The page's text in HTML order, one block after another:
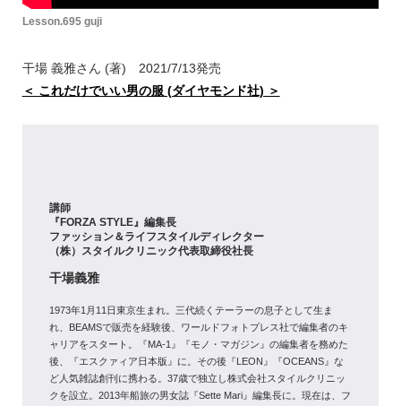
Lesson.695 guji
干場 義雅さん (著) 2021/7/13発売
＜ これだけでいい男の服 (ダイヤモンド社) ＞
講師
『FORZA STYLE』編集長
ファッション＆ライフスタイルディレクター
（株）スタイルクリニック代表取締役社長
干場義雅
1973年1月11日東京生まれ。三代続くテーラーの息子として生ま
れ、BEAMSで販売を経験後、ワールドフォトプレス社で編集者のキ
ャリアをスタート。『MA-1』『モノ・マガジン』の編集者を務めた
後、『エスクァィア日本版』に。その後『LEON』『OCEANS』な
ど人気雑誌創刊に携わる。37歳で独立し株式会社スタイルクリニッ
クを設立。2013年船旅の男女誌『Sette Mari』編集長に。現在は、フ